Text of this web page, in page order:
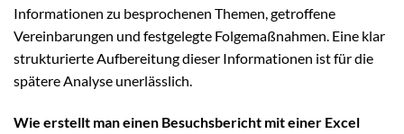
Informationen zu besprochenen Themen, getroffene
Vereinbarungen und festgelegte Folgemaßnahmen. Eine klar
strukturierte Aufbereitung dieser Informationen ist für die
spätere Analyse unerlässlich.
Wie erstellt man einen Besuchsbericht mit einer Excel